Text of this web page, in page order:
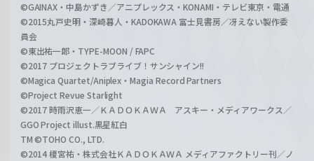
©GAINAX・中島かずき／アニプレックス・KONAMI・テレビ東京・電通
©2015丸戸史明・深崎暮人・KADOKAWA 富士見書房／冴えない製作委
員会
©東出祐一郎・TYPE-MOON / FAPC
©2017 プロジェクトラブライブ！サンシャイン!!
©Magica Quartet/Aniplex・Magia Record Partners
©Project Revue Starlight
©2017 時雨沢恵一／ＫＡＤＯＫＡＷＡ アスキー・メディアワークス／
GGO Project illust.黒星紅白
TM ©TOHO CO., LTD.
©2014 榎宮祐・株式会社ＫＡＤＯＫＡＷＡ メディアファクトリー刊／ノ